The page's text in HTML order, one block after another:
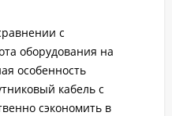
с
оборудования на
особенность
кабель с
сэкономить в